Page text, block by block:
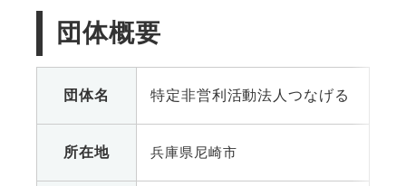
団体概要
団体名 特定非営利活動法人つなげる
所在地 兵庫県尼崎市